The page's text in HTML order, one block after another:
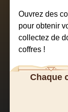
Ouvrez des
pour obtenir
collectez de
coffres !
Chaque